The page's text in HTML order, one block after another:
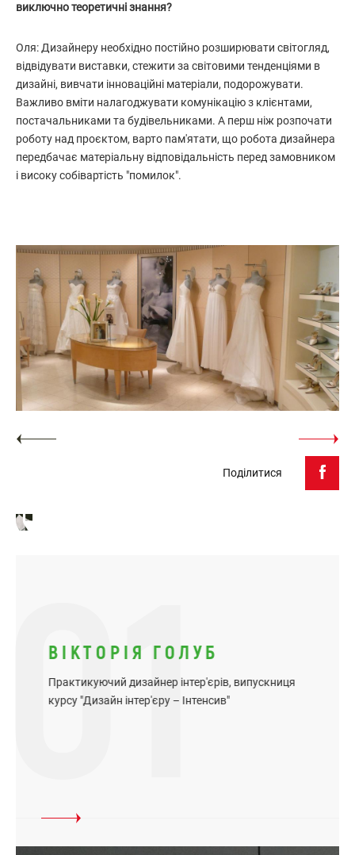
виключно теоретичні знання?
Оля: Дизайнеру необхідно постійно розширювати світогляд,
відвідувати виставки, стежити за світовими тенденціями в
дизайні, вивчати інноваційні матеріали, подорожувати.
Важливо вміти налагоджувати комунікацію з клієнтами,
постачальниками та будівельниками. А перш ніж розпочати
роботу над проєктом, варто пам'ятати, що робота дизайнера
передбачає матеріальну відповідальність перед замовником
і високу собівартість "помилок".
Поділитися
01
ВІКТОРІЯ ГОЛУБ
Практикуючий дизайнер інтер'єрів, випускниця
курсу "Дизайн інтер'єру – Інтенсив"